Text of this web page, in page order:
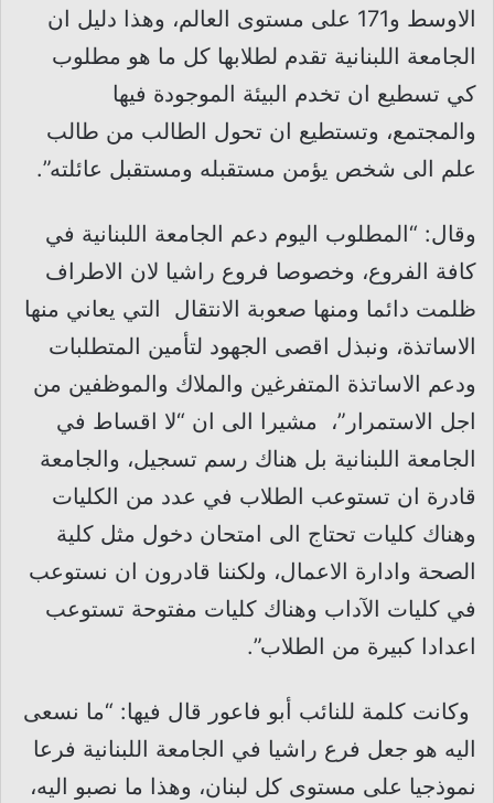
الاوسط و171 على مستوى العالم، وهذا دليل ان
الجامعة اللبنانية تقدم لطلابها كل ما هو مطلوب
كي تسطيع ان تخدم البيئة الموجودة فيها
والمجتمع، وتستطيع ان تحول الطالب من طالب
علم الى شخص يؤمن مستقبله ومستقبل عائلته”.
وقال: “المطلوب اليوم دعم الجامعة اللبنانية في
كافة الفروع، وخصوصا فروع راشيا لان الاطراف
ظلمت دائما ومنها صعوبة الانتقال التي يعاني منها
الاساتذة، ونبذل اقصى الجهود لتأمين المتطلبات
ودعم الاساتذة المتفرغين والملاك والموظفين من
اجل الاستمرار”، مشيرا الى ان “لا اقساط في
الجامعة اللبنانية بل هناك رسم تسجيل، والجامعة
قادرة ان تستوعب الطلاب في عدد من الكليات
وهناك كليات تحتاج الى امتحان دخول مثل كلية
الصحة وادارة الاعمال، ولكننا قادرون ان نستوعب
في كليات الآداب وهناك كليات مفتوحة تستوعب
اعدادا كبيرة من الطلاب”.
وكانت كلمة للنائب أبو فاعور قال فيها: “ما نسعى
اليه هو جعل فرع راشيا في الجامعة اللبنانية فرعا
نموذجيا على مستوى كل لبنان، وهذا ما نصبو اليه،